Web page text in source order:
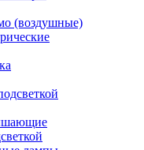
(воздушные)